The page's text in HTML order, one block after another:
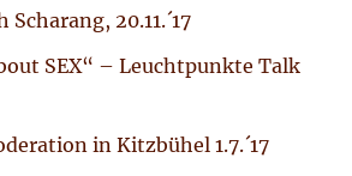
20.11.´17
SEX“ – Leuchtpunkte Talk
in Kitzbühel 1.7.´17